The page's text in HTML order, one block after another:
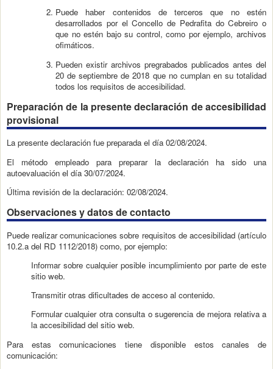
Puede haber contenidos de terceros que no estén
desarrollados por el Concello de Pedrafita do Cebreiro o
que no estén bajo su control, como por ejemplo, archivos
ofimáticos.
Pueden existir archivos pregrabados publicados antes del
20 de septiembre de 2018 que no cumplan en su totalidad
todos los requisitos de accesibilidad.
Preparación de la presente declaración de accesibilidad
provisional
La presente declaración fue preparada el día 02/08/2024.
El método empleado para preparar la declaración ha sido una
autoevaluación el día 30/07/2024.
Última revisión de la declaración: 02/08/2024.
Observaciones y datos de contacto
Puede realizar comunicaciones sobre requisitos de accesibilidad (artículo
10.2.a del RD 1112/2018) como, por ejemplo:
Informar sobre cualquier posible incumplimiento por parte de este
sitio web.
Transmitir otras dificultades de acceso al contenido.
Formular cualquier otra consulta o sugerencia de mejora relativa a
la accesibilidad del sitio web.
Para estas comunicaciones tiene disponible estos canales de
comunicación: